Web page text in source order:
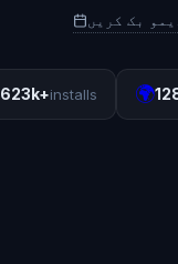
بک کریں
623k+installs 🌍